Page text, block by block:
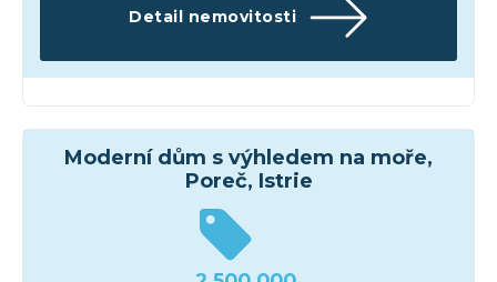
Detail nemovitosti
Moderní dům s výhledem na moře,
Poreč, Istrie